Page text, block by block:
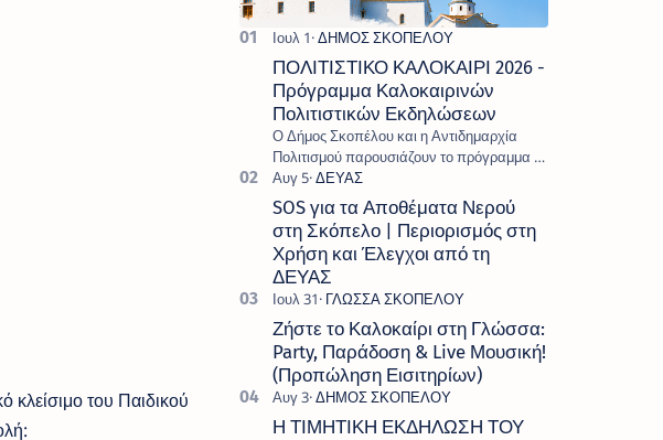
του Παιδικού
ΠΟΛΙΤΙΣΤΙΚΟ ΚΑΛΟΚΑΙΡΙ 2026 -
Πρόγραμμα Καλοκαιρινών
Πολιτιστικών Εκδηλώσεων
Ο Δήμος Σκοπέλου και η Αντιδημαρχία
Πολιτισμού παρουσιάζουν το πρόγραμμα «
Πολιτιστικό Καλοκαίρι 2026 », ένα πλούσιο
και πολυσυλλεκτικό πρόγραμμα εκδ…
SOS για τα Αποθέματα Νερού
στη Σκόπελο | Περιορισμός στη
Χρήση και Έλεγχοι από τη
ΔΕΥΑΣ
Ζήστε το Καλοκαίρι στη Γλώσσα:
Party, Παράδοση & Live Μουσική!
(Προπώληση Εισιτηρίων)
Η ΤΙΜΗΤΙΚΗ ΕΚΔΗΛΩΣΗ ΤΟΥ